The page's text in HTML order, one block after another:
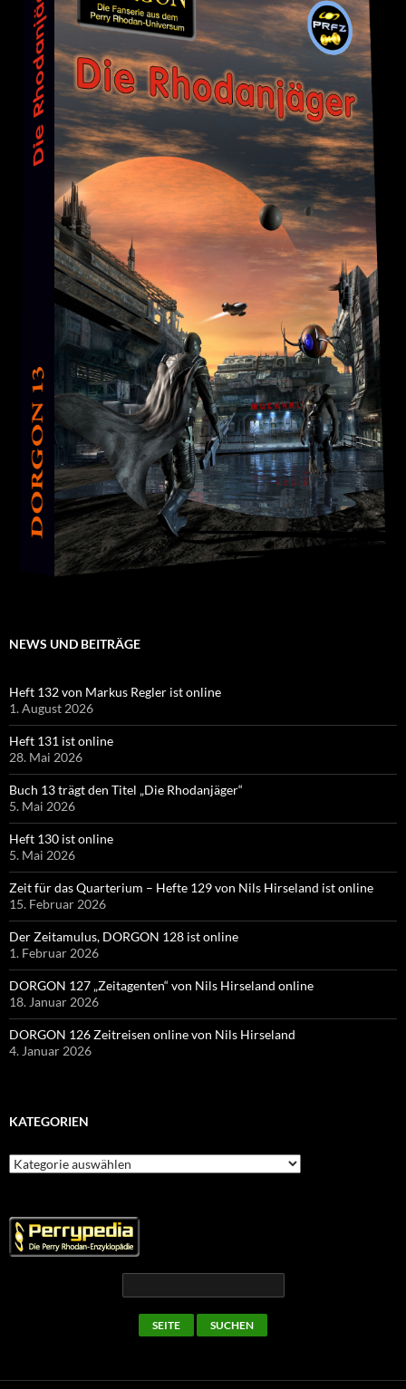
NEWS UND BEITRÄGE
Heft 132 von Markus Regler ist online
1. August 2026
Heft 131 ist online
28. Mai 2026
Buch 13 trägt den Titel „Die Rhodanjäger“
5. Mai 2026
Heft 130 ist online
5. Mai 2026
Zeit für das Quarterium – Hefte 129 von Nils Hirseland ist online
15. Februar 2026
Der Zeitamulus, DORGON 128 ist online
1. Februar 2026
DORGON 127 „Zeitagenten“ von Nils Hirseland online
18. Januar 2026
DORGON 126 Zeitreisen online von Nils Hirseland
4. Januar 2026
KATEGORIEN
Kategorien